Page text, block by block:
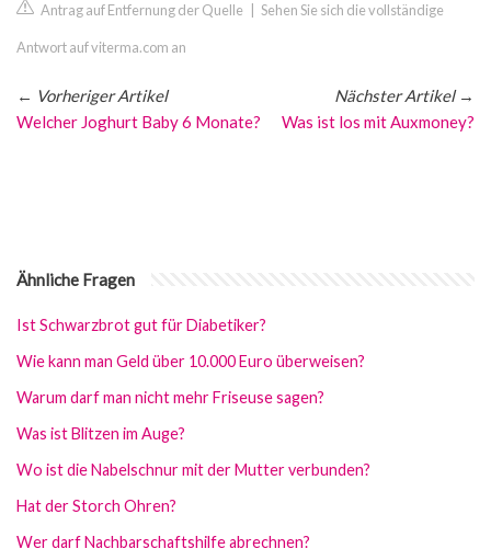
Antrag auf Entfernung der Quelle Sehen Sie sich die vollständige
Antwort auf viterma.com an
← Vorheriger Artikel
Welcher Joghurt Baby 6 Monate?
Nächster Artikel→
Was ist los mit Auxmoney?
Ähnliche Fragen
Ist Schwarzbrot gut für Diabetiker?
Wie kann man Geld über 10.000 Euro überweisen?
Warum darf man nicht mehr Friseuse sagen?
Was ist Blitzen im Auge?
Wo ist die Nabelschnur mit der Mutter verbunden?
Hat der Storch Ohren?
Wer darf Nachbarschaftshilfe abrechnen?